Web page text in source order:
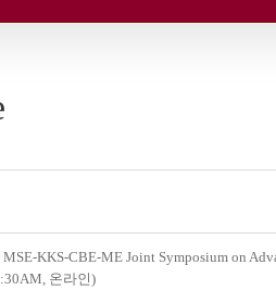
KKS-CBE-ME Joint Symposium on
온라인)